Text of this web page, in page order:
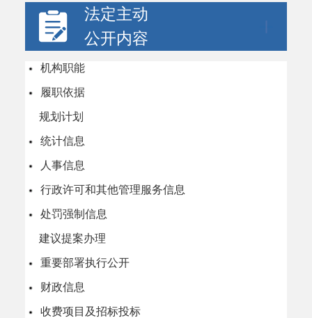
法定主动
公开内容
机构职能
履职依据
规划计划
统计信息
人事信息
行政许可和其他管理服务信息
处罚强制信息
建议提案办理
重要部署执行公开
财政信息
收费项目及招标投标